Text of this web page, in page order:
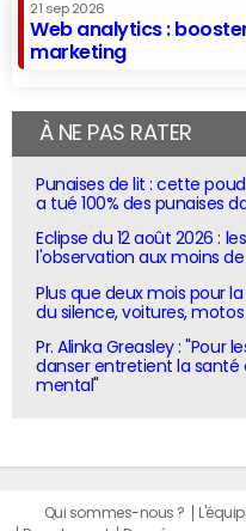
21 sep 2026
Web analytics :
marketing
À NE PAS RATER
Punaises de lit : cette
a tué 100% des punaises
Eclipse du 12 août 2026 :
l'observation aux moins
Plus que deux mois pour
du silence, voitures,
Pr. Alinka Greasley : "Pour
danser entretient la santé
mental"
Qui sommes-nous ?